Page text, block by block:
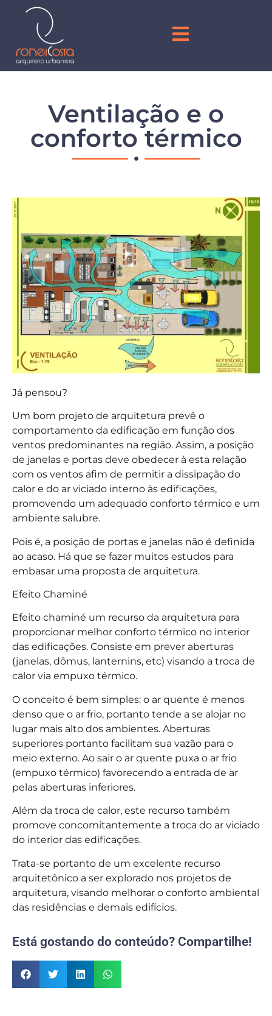
Ventilação e o
conforto térmico
Já pensou?
Um bom projeto de arquitetura prevê o
comportamento da edificação em função dos
ventos predominantes na região. Assim, a posição
de janelas e portas deve obedecer à esta relação
com os ventos afim de permitir a dissipação do
calor e do ar viciado interno às edificações,
promovendo um adequado conforto térmico e um
ambiente salubre.
Pois é, a posição de portas e janelas não é definida
ao acaso. Há que se fazer muitos estudos para
embasar uma proposta de arquitetura.
Efeito Chaminé
Efeito chaminé um recurso da arquitetura para
proporcionar melhor conforto térmico no interior
das edificações. Consiste em prever aberturas
(janelas, dômus, lanternins, etc) visando a troca de
calor via empuxo térmico.
O conceito é bem simples: o ar quente é menos
denso que o ar frio, portanto tende a se alojar no
lugar mais alto dos ambientes. Aberturas
superiores portanto facilitam sua vazão para o
meio externo. Ao sair o ar quente puxa o ar frio
(empuxo térmico) favorecendo a entrada de ar
pelas aberturas inferiores.
Além da troca de calor, este recurso também
promove concomitantemente a troca do ar viciado
do interior das edificações.
Trata-se portanto de um excelente recurso
arquitetônico a ser explorado nos projetos de
arquitetura, visando melhorar o conforto ambiental
das residências e demais edifícios.
Está gostando do conteúdo? Compartilhe!